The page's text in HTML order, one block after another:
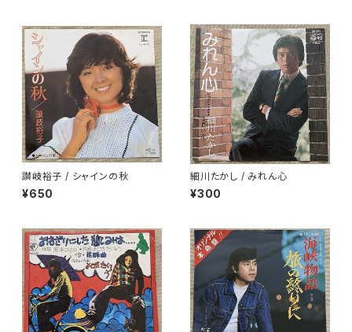
讃岐裕子 / シャインの秋
¥650
細川たかし / みれん心
¥300